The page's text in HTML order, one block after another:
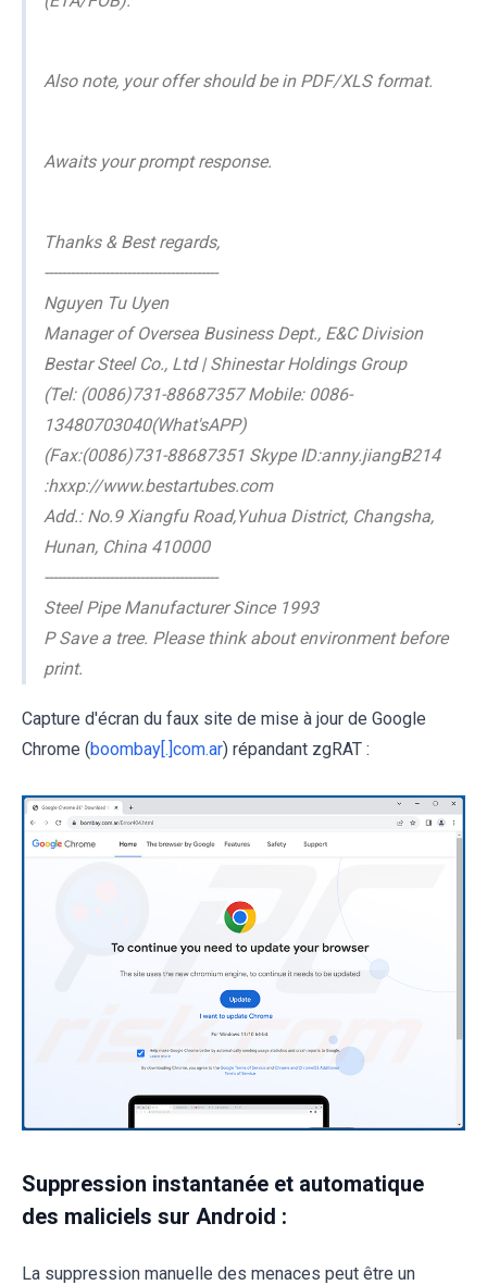
Also note, your offer should be in PDF/XLS format.
Awaits your prompt response.
Thanks & Best regards,
----------------------------------------
Nguyen Tu Uyen
Manager of Oversea Business Dept., E&C Division
Bestar Steel Co., Ltd | Shinestar Holdings Group
(Tel: (0086)731-88687357 Mobile: 0086-
13480703040(What'sAPP)
(Fax:(0086)731-88687351 Skype ID:anny.jiangB214
:hxxp://www.bestartubes.com
Add.: No.9 Xiangfu Road,Yuhua District, Changsha,
Hunan, China 410000
----------------------------------------
Steel Pipe Manufacturer Since 1993
P Save a tree. Please think about environment before
print.
Capture d'écran du faux site de mise à jour de Google
Chrome (boombay[.]com.ar) répandant zgRAT :
Suppression instantanée et automatique
des maliciels sur Android :
La suppression manuelle des menaces peut être un